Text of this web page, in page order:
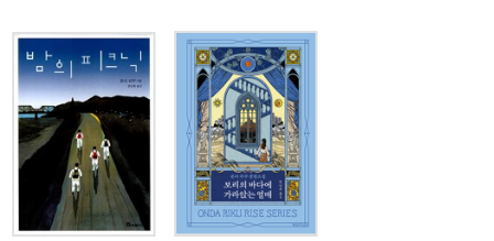
연극을 만드는 사람들에 대한 찬사와 애정으로 가득 차 있는 이 작품
은, 마치 객석 맨 앞줄에 앉아 있는 듯한 강렬한 몰입과 소설에서만 볼
수 있는 아름다운 풍경을 선사한다. 판타지, 호러, 미스터리, SF 등
다양한 장르를 넘나들며 60여 편이 훌쩍 넘는 작품들을 발표했고,
‘노스탤지어의 마법사’라는 애칭으로 불리며 한국과 일본은 물론, 전
세계 독자에게 폭넓게 사랑받고 있다.